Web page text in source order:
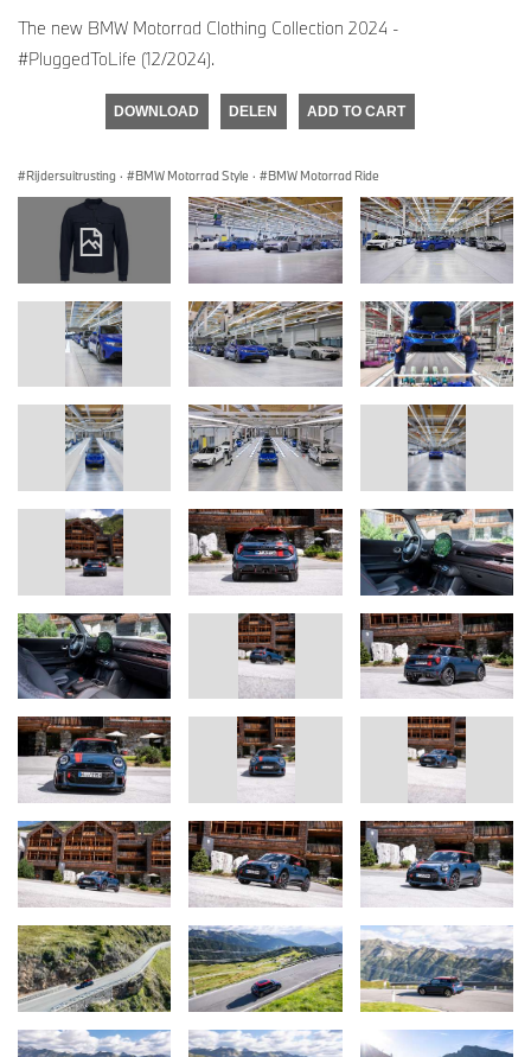
The new BMW Motorrad Clothing Collection 2024 -
#PluggedToLife (12/2024).
DOWNLOAD DELEN ADD TO CART
Rijdersuitrusting · BMW Motorrad Style · BMW Motorrad Ride